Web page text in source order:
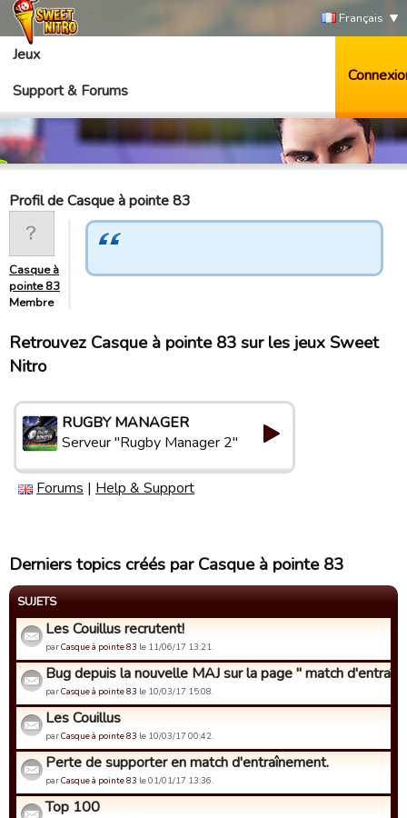
Français
Jeux
Support & Forums
Profil de Casque à pointe 83
Casque à
pointe 83
Membre
Retrouvez Casque à pointe 83 sur les jeux Sweet
Nitro
RUGBY MANAGER
Serveur "Rugby Manager 2"
Forums | Help & Support
Derniers topics créés par Casque à pointe 83
SUJETS
Les Couillus recrutent!
parCasque à pointe 83 le 11/06/17 13:21.
Bug depuis la nouvelle MAJ sur la page " match
parCasque à pointe 83 le 10/03/17 15:08.
Les Couillus
parCasque à pointe 83 le 10/03/17 00:42.
Perte de supporter en match d'entraînement.
parCasque à pointe 83 le 01/01/17 13:36.
Top 100